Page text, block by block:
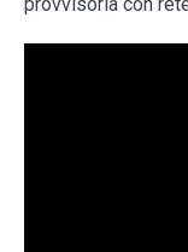
provvisoria con